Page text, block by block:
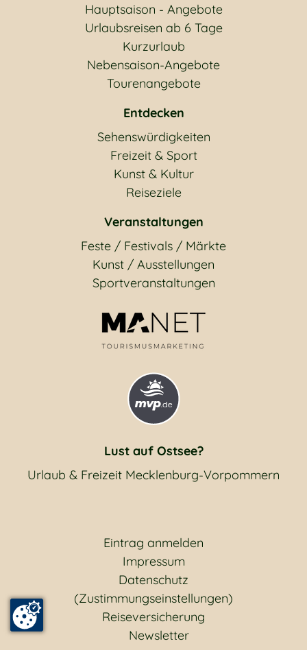
Hauptsaison - Angebote
Urlaubsreisen ab 6 Tage
Kurzurlaub
Nebensaison-Angebote
Tourenangebote
Entdecken
Sehenswürdigkeiten
Freizeit & Sport
Kunst & Kultur
Reiseziele
Veranstaltungen
Feste / Festivals / Märkte
Kunst / Ausstellungen
Sportveranstaltungen
Lust auf Ostsee?
Urlaub & Freizeit Mecklenburg-Vorpommern
Eintrag anmelden
Impressum
Datenschutz
(Zustimmungseinstellungen)
Reiseversicherung
Newsletter